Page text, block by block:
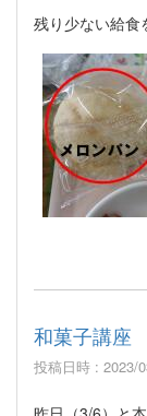
残り少ない給食
和菓子講座
投稿日時 : 2023/